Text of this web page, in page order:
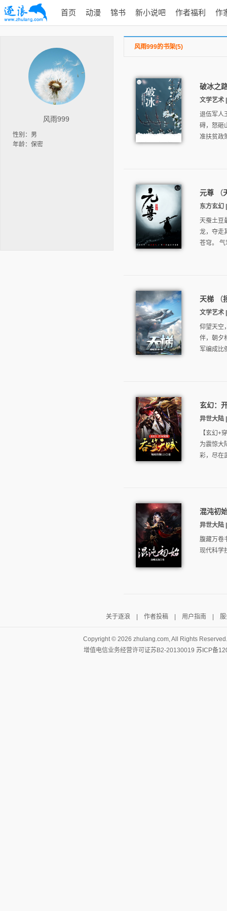
首页 动漫 锦书 新小说吧 作者福利 作
风雨999
性别：男
年龄：保密
风雨999的书架(5)
破冰之
文学艺术
退伍军人
碍，怒砸
准扶贫政
元尊 （
东方玄幻
天蚕土豆
龙，夺走
苍穹。
天梯 （
文学艺术
仰望天空
伴，朝夕
军编成比
玄幻：
异世大陆
【玄幻+
为震惊大
彩，尽在
混沌初
异世大陆
腹藏万卷
现代科学
关于逐浪 作者投稿| 用户指南 服
Copyright © 2026 zhulang.com, All Rights
增值电信业务经营许可证苏B2-20130019 苏ICP备